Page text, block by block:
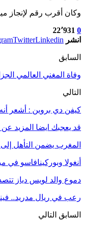
وكان أقرب رقم لإنجاز ميسي منذ ذلك
0 22٬931
انشر
TwitterLinkedin
السابق
وفاة المغني العالمي
التالي
كيفن دي بروين : أشعر
قد يعجبك ايضا المزيد
المغرب يضمن التأهل إلى
أنغولا وبوركينافاسو في
دموع والد لويس دياز
رعب في ريال مدريد..
السابق التالي